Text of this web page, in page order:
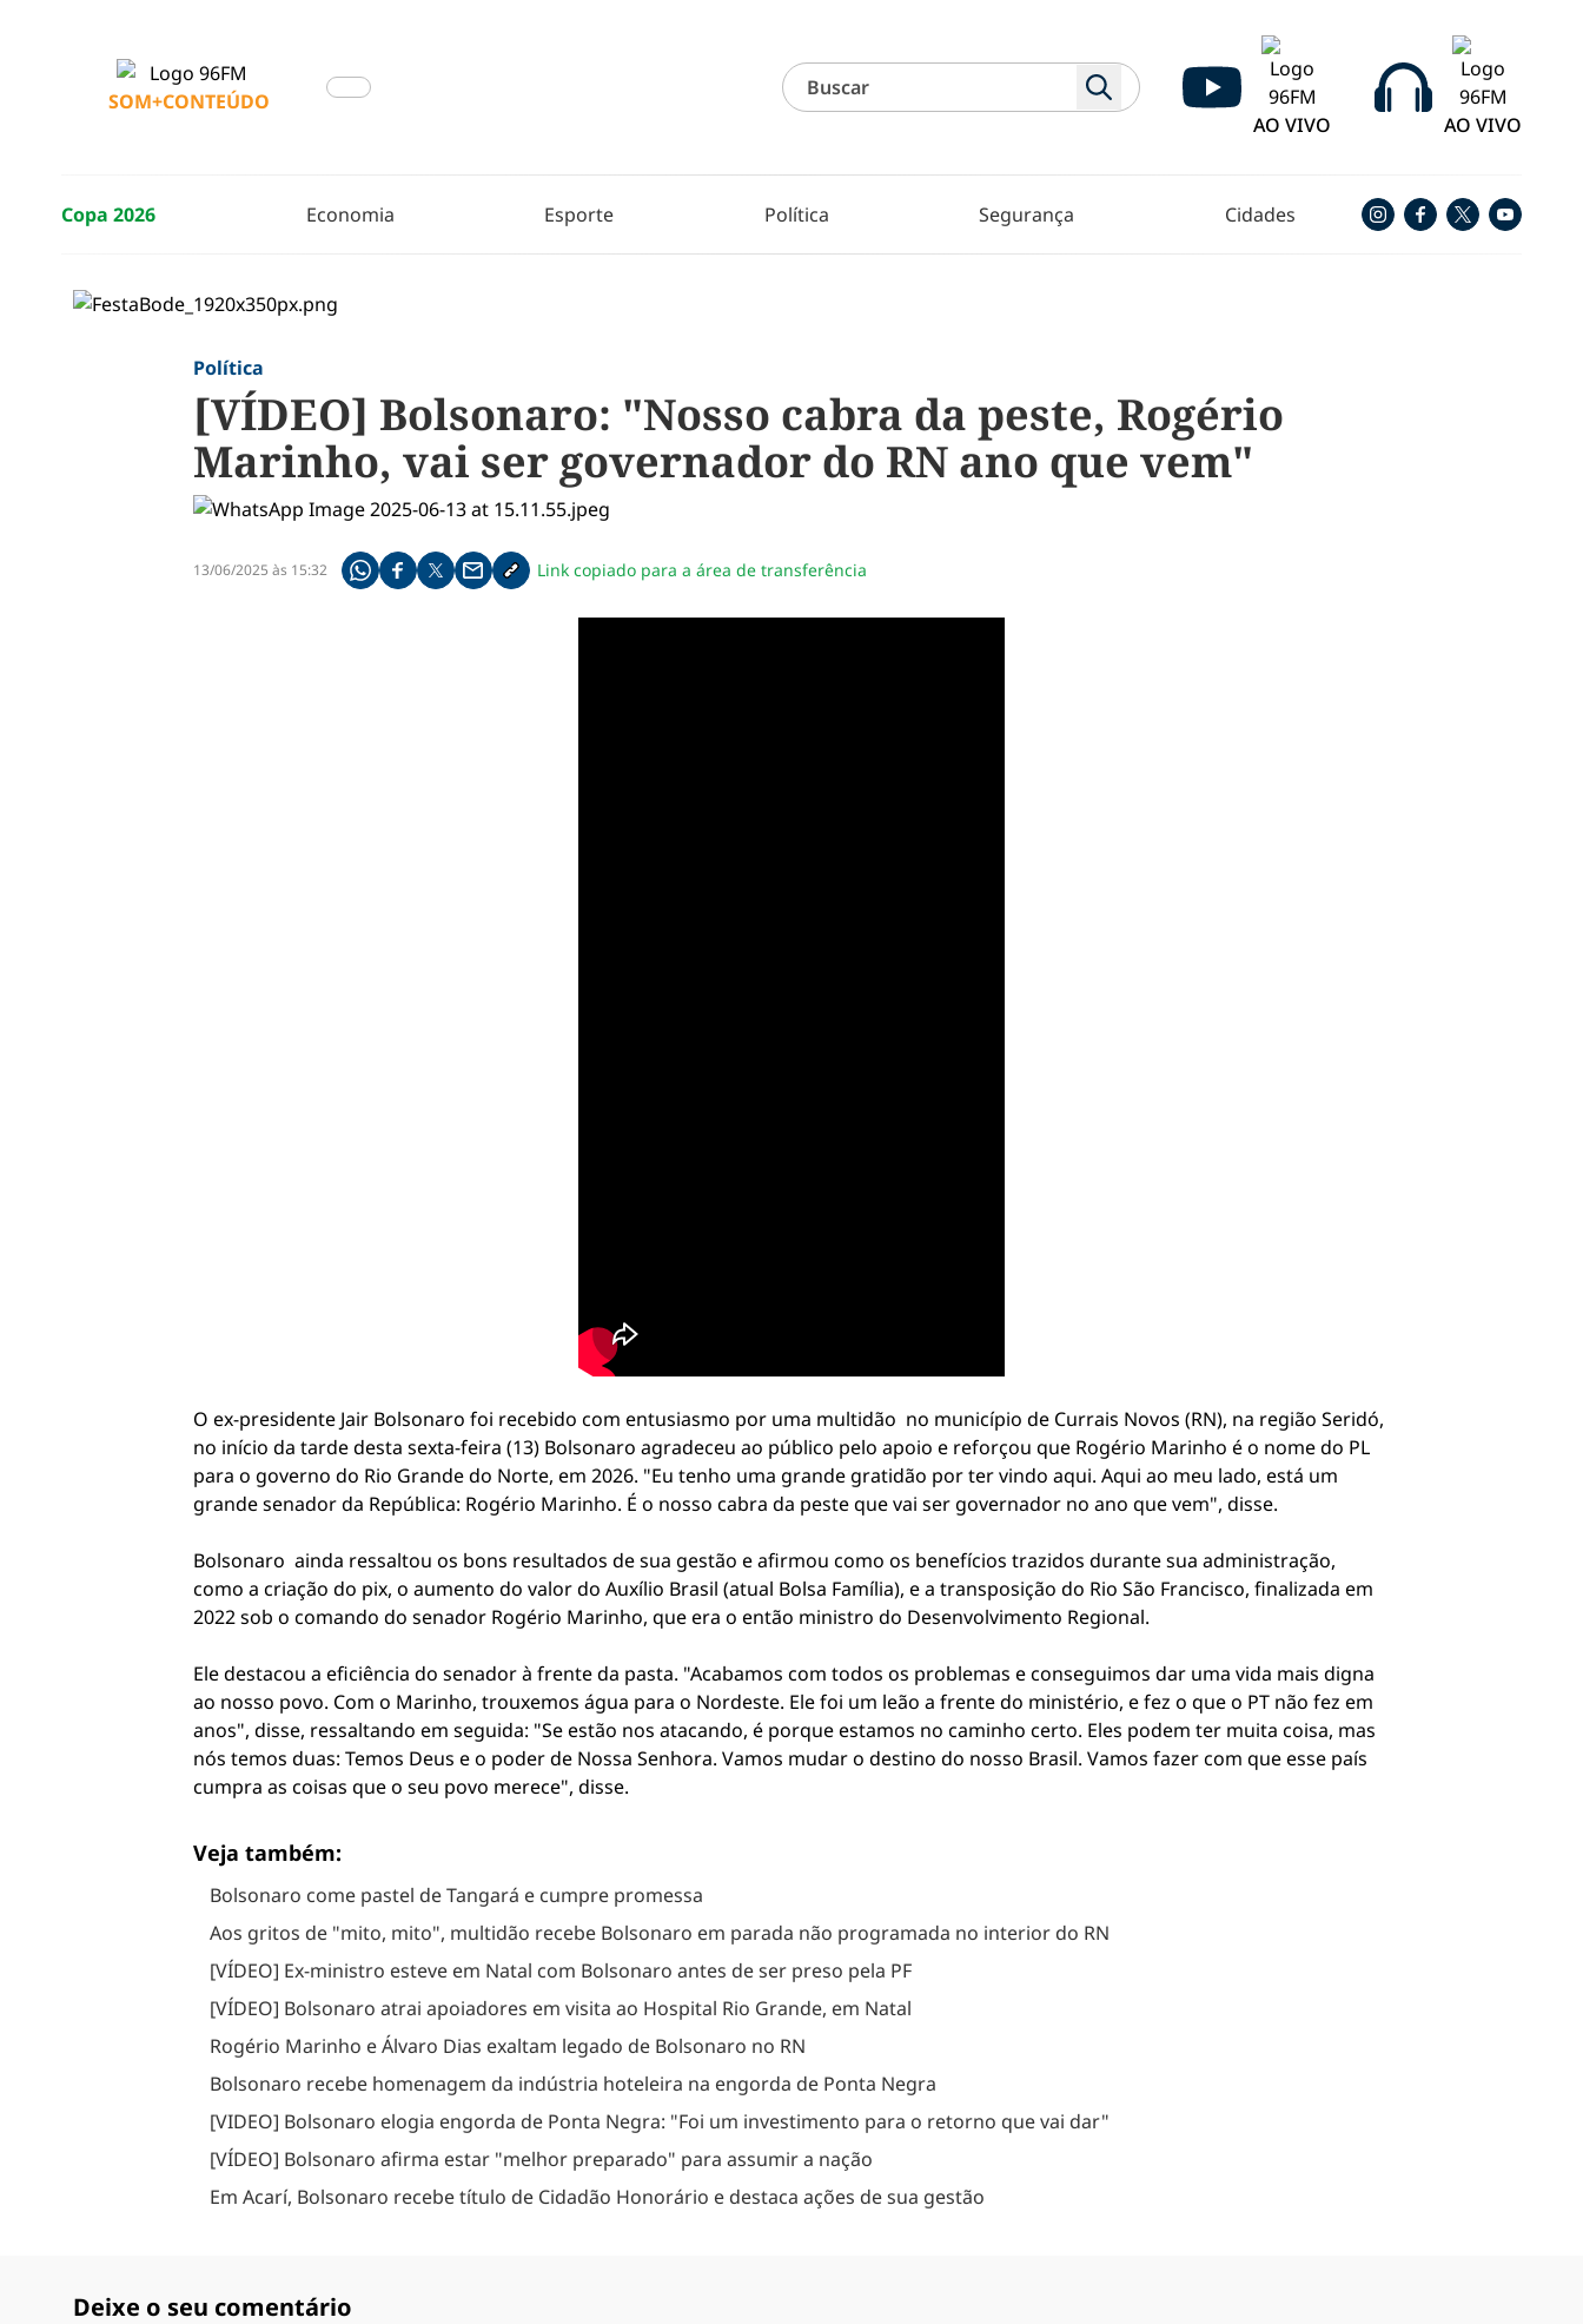
SOM+CONTEÚDO
AO VIVO
AO VIVO
Copa 2026 Economia Esporte Política Segurança Cidades
Política
[VÍDEO] Bolsonaro: "Nosso cabra da peste, Rogério
Marinho, vai ser governador do RN ano que vem"
13/06/2025 às 15:32 Compartilhe pelo whatsapp
Compartilhar no facebook
Compartilhar no twitter
Compartilhe pelo email
Copiar link da notícia
Link copiado para a área de transferência
O ex-presidente Jair Bolsonaro foi recebido com entusiasmo por uma multidão no município de Currais Novos (RN), na região Seridó,
no início da tarde desta sexta-feira (13) Bolsonaro agradeceu ao público pelo apoio e reforçou que Rogério Marinho é o nome do PL
para o governo do Rio Grande do Norte, em 2026. "Eu tenho uma grande gratidão por ter vindo aqui. Aqui ao meu lado, está um
grande senador da República: Rogério Marinho. É o nosso cabra da peste que vai ser governador no ano que vem", disse.
Bolsonaro ainda ressaltou os bons resultados de sua gestão e afirmou como os benefícios trazidos durante sua administração,
como a criação do pix, o aumento do valor do Auxílio Brasil (atual Bolsa Família), e a transposição do Rio São Francisco, finalizada em
2022 sob o comando do senador Rogério Marinho, que era o então ministro do Desenvolvimento Regional.
Ele destacou a eficiência do senador à frente da pasta. "Acabamos com todos os problemas e conseguimos dar uma vida mais digna
ao nosso povo. Com o Marinho, trouxemos água para o Nordeste. Ele foi um leão a frente do ministério, e fez o que o PT não fez em
anos", disse, ressaltando em seguida: "Se estão nos atacando, é porque estamos no caminho certo. Eles podem ter muita coisa, mas
nós temos duas: Temos Deus e o poder de Nossa Senhora. Vamos mudar o destino do nosso Brasil. Vamos fazer com que esse país
cumpra as coisas que o seu povo merece", disse.
Veja também:
Bolsonaro come pastel de Tangará e cumpre promessa
Aos gritos de "mito, mito", multidão recebe Bolsonaro em parada não programada no interior do RN
[VÍDEO] Ex-ministro esteve em Natal com Bolsonaro antes de ser preso pela PF
[VÍDEO] Bolsonaro atrai apoiadores em visita ao Hospital Rio Grande, em Natal
Rogério Marinho e Álvaro Dias exaltam legado de Bolsonaro no RN
Bolsonaro recebe homenagem da indústria hoteleira na engorda de Ponta Negra
[VIDEO] Bolsonaro elogia engorda de Ponta Negra: "Foi um investimento para o retorno que vai dar"
[VÍDEO] Bolsonaro afirma estar "melhor preparado" para assumir a nação
Em Acarí, Bolsonaro recebe título de Cidadão Honorário e destaca ações de sua gestão
Deixe o seu comentário